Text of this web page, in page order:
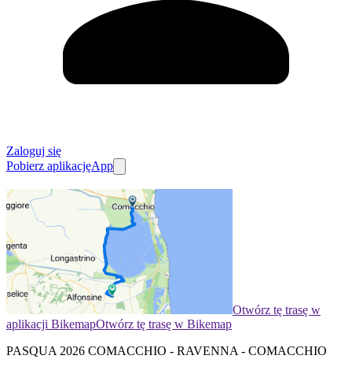
Zaloguj się
Pobierz aplikacjęApp
Otwórz tę trasę w
aplikacji BikemapOtwórz tę trasę w Bikemap
PASQUA 2026 COMACCHIO - RAVENNA - COMACCHIO